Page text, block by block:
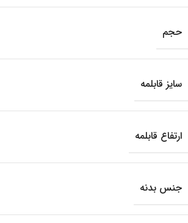
حجم
سایز قابلمه
ارتفاع قابلمه
جنس بدنه